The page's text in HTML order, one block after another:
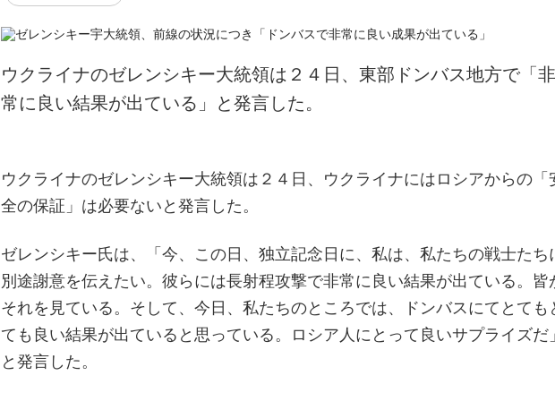
ウクライナのゼレンシキー大統領は２４日、東部ドンバス地方で「非
常に良い結果が出ている」と発言した。
ウクライナのゼレンシキー大統領は２４日、ウクライナにはロシアからの「
全の保証」は必要ないと発言した。
ゼレンシキー氏は、「今、この日、独立記念日に、私は、私たちの戦士たち
別途謝意を伝えたい。彼らには長射程攻撃で非常に良い結果が出ている。皆
それを見ている。そして、今日、私たちのところでは、ドンバスにてとても
ても良い結果が出ていると思っている。ロシア人にとって良いサプライズだ」
と発言した。